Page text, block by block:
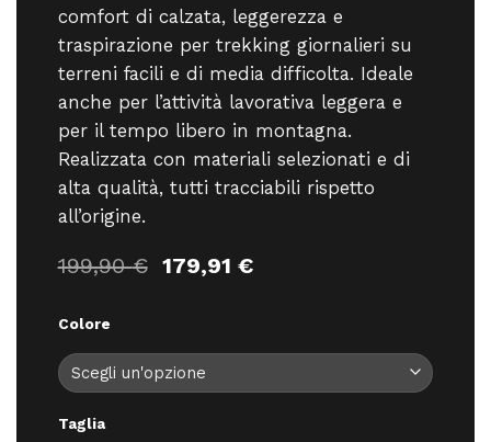
comfort di calzata, leggerezza e
traspirazione per trekking giornalieri su
terreni facili e di media difficolta. Ideale
anche per l’attività lavorativa leggera e
per il tempo libero in montagna.
Realizzata con materiali selezionati e di
alta qualità, tutti tracciabili rispetto
all’origine.
199,90€ Il
199,90 €.
179,91 €Il
179,91 €.
Colore
Taglia